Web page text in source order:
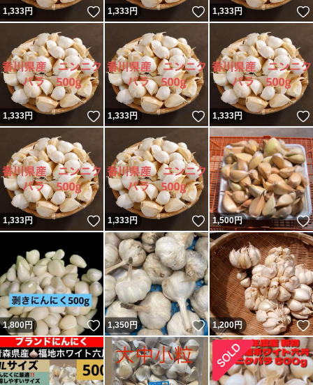
1,333円 いいね！
1,333円 いいね！
1,333円
1,333円 いいね！
1,333円 いいね！
1,333円
1,333円 いいね！
1,333円 いいね！
1,500円
1,800円 いいね！
1,350円 いいね！
1,200円